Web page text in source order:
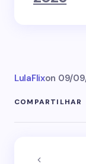
LulaFlixon 09/
COMPARTILHAR